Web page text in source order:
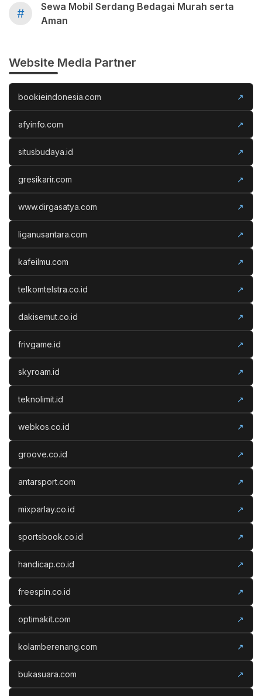
#
Sewa Mobil Serdang Bedagai Murah serta
Aman
Website Media Partner
bookieindonesia.com ↗
afyinfo.com ↗
situsbudaya.id ↗
gresikarir.com ↗
www.dirgasatya.com ↗
liganusantara.com ↗
kafeilmu.com ↗
telkomtelstra.co.id ↗
dakisemut.co.id ↗
frivgame.id ↗
skyroam.id ↗
teknolimit.id ↗
webkos.co.id ↗
groove.co.id ↗
antarsport.com ↗
mixparlay.co.id ↗
sportsbook.co.id ↗
handicap.co.id ↗
freespin.co.id ↗
optimakit.com ↗
kolamberenang.com ↗
bukasuara.com ↗